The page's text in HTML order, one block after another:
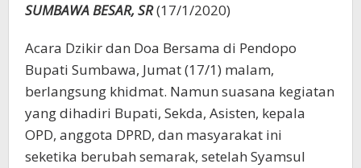
Doa
SUMBAWA BESAR, SR(17/1/2020)
Acara Dzikir dan Doa Bersama di Pendopo
Bupati Sumbawa, Jumat (17/1) malam,
berlangsung khidmat. Namun suasana kegiatan
yang dihadiri Bupati, Sekda, Asisten, kepala
OPD, anggota DPRD, dan masyarakat ini
seketika berubah semarak, setelah Syamsul